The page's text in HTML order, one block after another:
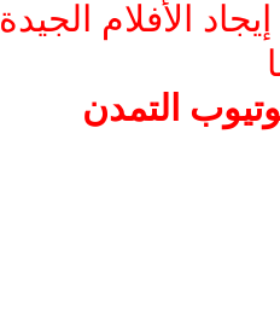
الأفلام الجيدة
التمدن